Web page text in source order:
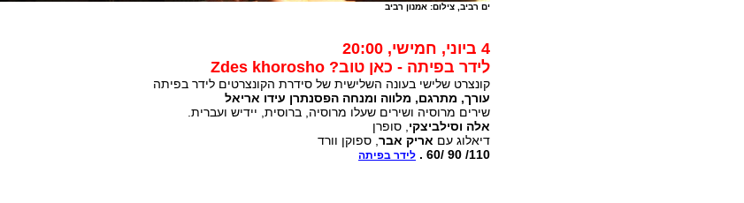
ים רביב, צילום: אמנון רביב
4 ביוני, חמישי, 20:00
לידר בפיתה - כאן טוב? Zdes khorosho
קונצרט שלישי בעונה השלישית של סידרת הקונצרטים לידר בפיתה
עורך, מתרגם, מלווה ומנחה הפסנתרן עידו אריאל
שירים מרוסיה ושירים שעלו מרוסיה, ברוסית, יידיש ועברית.
אלה וסילביצקי , סופרן
דיאלוג עם אריק אבר , ספוקן וורד
110/ 90 /60 .
לידר בפיתה